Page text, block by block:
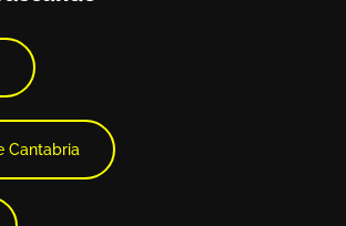
Cantabria